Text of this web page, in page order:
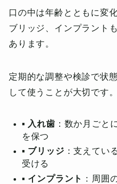
口の中は年齢とともに変
ブリッジ、インプラント
あります。
定期的な調整や検診で状
して使うことが大切です。
▪️ 入れ歯 ：数か月ごと
を保つ
▪️ ブリッジ ：支えてい
受ける
▪️ インプラント ：周囲